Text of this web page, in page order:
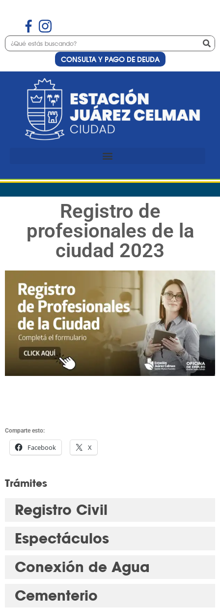
CONSULTA Y PAGO DE DEUDA
Registro de
profesionales de la
ciudad 2023
Comparte esto:
Facebook X
Trámites
Registro Civil
Espectáculos
Conexión de Agua
Cementerio